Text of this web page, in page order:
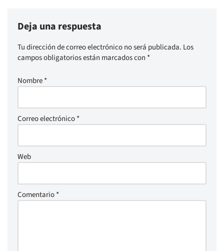
Deja una respuesta
Tu dirección de correo electrónico no será publicada. Los
campos obligatorios están marcados con *
Nombre*
Correo electrónico*
Web
Comentario*